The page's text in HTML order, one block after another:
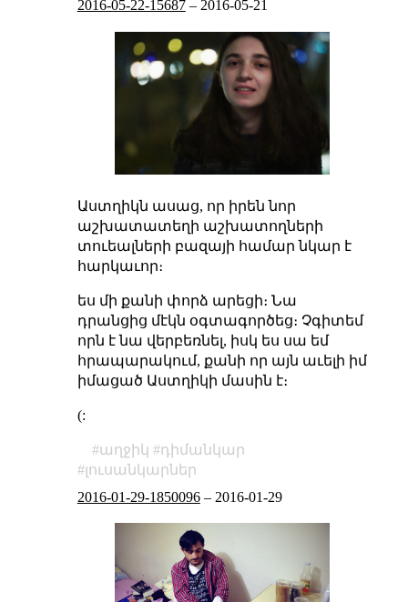
2016-05-22-15687– 2016-05-21
Աստղիկն ասաց, որ իրեն նոր
աշխատատեղի աշխատողների
տուեալների բազայի համար նկար է
հարկաւոր։
ես մի քանի փորձ արեցի։ Նա
դրանցից մէկն օգտագործեց։ Չգիտեմ
որն է նա վերբեռնել, իսկ ես սա եմ
հրապարակում, քանի որ այն աւելի իմ
իմացած Աստղիկի մասին է։
(:
աղջիկ
դիմանկար
լուսանկարներ
2016-01-29-1850096– 2016-01-29